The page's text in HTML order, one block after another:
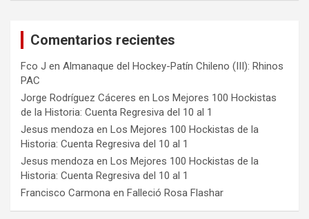
Comentarios recientes
Fco J en Almanaque del Hockey-Patín Chileno (III): Rhinos
PAC
Jorge Rodríguez Cáceres en Los Mejores 100 Hockistas
de la Historia: Cuenta Regresiva del 10 al 1
Jesus mendoza en Los Mejores 100 Hockistas de la
Historia: Cuenta Regresiva del 10 al 1
Jesus mendoza en Los Mejores 100 Hockistas de la
Historia: Cuenta Regresiva del 10 al 1
Francisco Carmona en Falleció Rosa Flashar